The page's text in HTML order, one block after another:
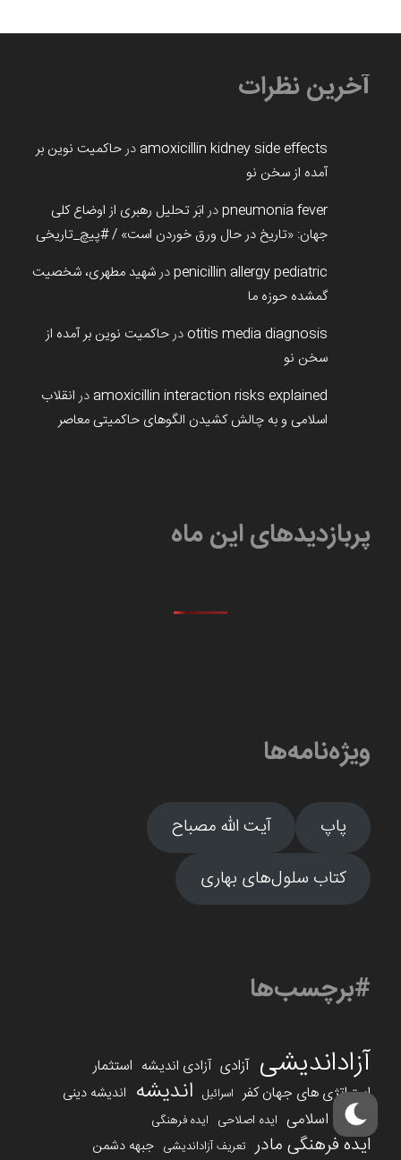
آخرین نظرات
amoxicillin kidney side effects درحاکمیت نوین بر
آمده از سخن نو
pneumonia feverدر ابَر تحلیل رهبری از اوضاع کلی
جهان: «تاریخ در حال ورق خوردن است» / #پیچ_تاریخی
penicillin allergy pediatricدرشهید مطهری، شخصیت
گمشده حوزه ما
otitis media diagnosisدرحاکمیت نوین بر آمده از
سخن نو
amoxicillin interaction risks explained در انقلاب
اسلامی و به چالش کشیدن الگوهای حاکمیتی معاصر
پربازدیدهای این ماه
ویژه‌نامه‌ها
پاپ
آیت الله مصباح
کتاب سلول‌های بهاری
#برچسب‌ها
آزاداندیشی آزادی آزادی اندیشه استثمار
استراتژی های جهان کفر اسرائیل اندیشه اندیشه دینی
انقلاب اسلامی ایده اصلاحی ایده فرهنگی
ایده فرهنگی مادر تعریف آزاداندیشی جبهه دشمن